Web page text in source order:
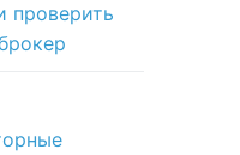
проверить